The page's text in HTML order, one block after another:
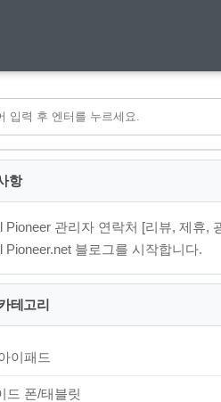
항
Pioneer 관리자 연락처 [리뷰, 제휴, 광고
Pioneer.net 블로그를 시작합니다.
테고리
이패드
드 폰/태블릿